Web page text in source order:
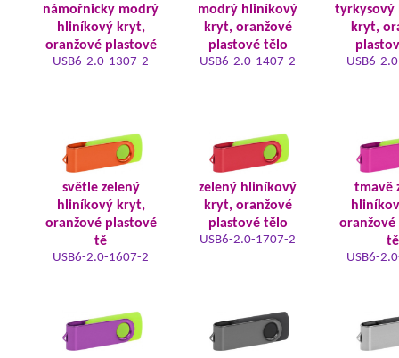
námořnicky modrý
hliníkový kryt,
oranžové plastové
USB6-2.0-1307-2
modrý hliníkový
kryt, oranžové
plastové tělo
USB6-2.0-1407-2
tyrkysový
kryt,
USB6-
světle zelený
hliníkový kryt,
oranžové plastové
tě
USB6-2.0-1607-2
zelený hliníkový
kryt, oranžové
plastové tělo
USB6-2.0-1707-2
tmavě
oranžové
USB6-